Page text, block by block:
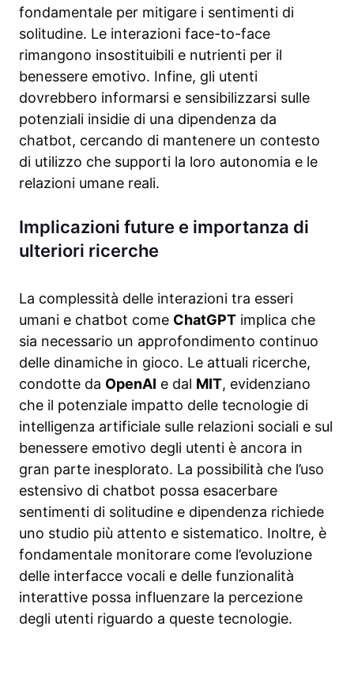
fondamentale per mitigare i sentimenti di
solitudine. Le interazioni face-to-face
rimangono insostituibili e nutrienti per il
benessere emotivo. Infine, gli utenti
dovrebbero informarsi e sensibilizzarsi sulle
potenziali insidie di una dipendenza da
chatbot, cercando di mantenere un contesto
di utilizzo che supporti la loro autonomia e le
relazioni umane reali.
Implicazioni future e importanza di
ulteriori ricerche
La complessità delle interazioni tra esseri
umani e chatbot come ChatGPT implica che
sia necessario un approfondimento continuo
delle dinamiche in gioco. Le attuali ricerche,
condotte da OpenAI e dal MIT, evidenziano
che il potenziale impatto delle tecnologie di
intelligenza artificiale sulle relazioni sociali e sul
benessere emotivo degli utenti è ancora in
gran parte inesplorato. La possibilità che l’uso
estensivo di chatbot possa esacerbare
sentimenti di solitudine e dipendenza richiede
uno studio più attento e sistematico. Inoltre, è
fondamentale monitorare come l’evoluzione
delle interfacce vocali e delle funzionalità
interattive possa influenzare la percezione
degli utenti riguardo a queste tecnologie.